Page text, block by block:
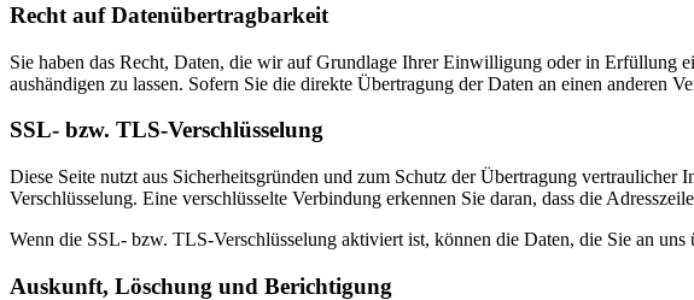
Recht auf Daten­übertrag­barkeit
Sie haben das Recht, Daten, die wir auf Grundlage Ihrer Einwilligung oder in Erfüllung
aushändigen zu lassen. Sofern Sie die direkte Übertragung der Daten an einen anderen
SSL- bzw. TLS-Verschlüsselung
Diese Seite nutzt aus Sicherheitsgründen und zum Schutz der Übertragung
Verschlüsselung. Eine verschlüsselte Verbindung erkennen Sie daran, dass die
Wenn die SSL- bzw. TLS-Verschlüsselung aktiviert ist, können die Daten, die Sie an
Auskunft, Löschung und Berichtigung